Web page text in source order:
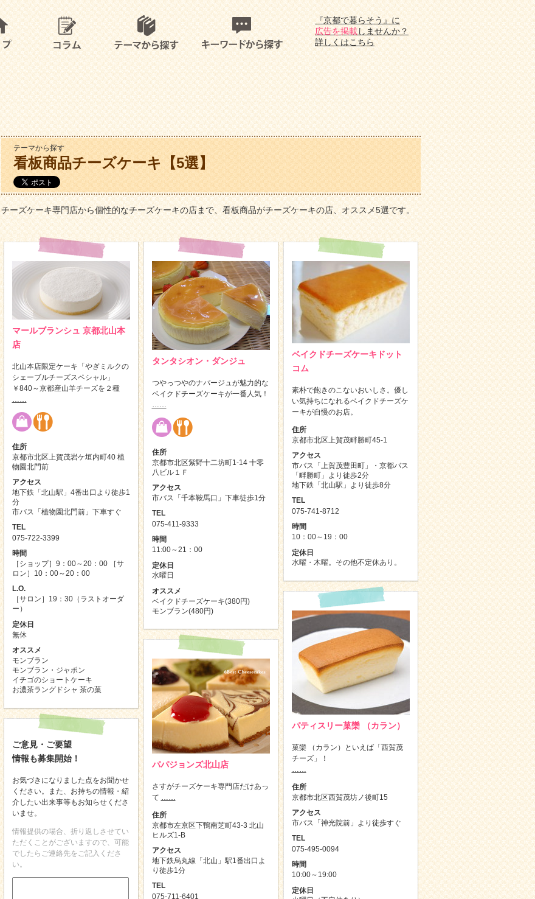
『京都で暮らそう』に
広告を掲載しませんか？
詳しくはこちら
テーマから探す
看板商品チーズケーキ【5選】
チーズケーキ専門店から個性的なチーズケーキの店まで、看板商品がチーズケーキの店、オススメ5選です。
マールブランシュ 京都北山本
店
北山本店限定ケーキ「やぎミルクの
シェーブルチーズスペシャル」
￥840～京都産山羊チーズを２種
……
住所
京都市北区上賀茂岩ケ垣内町40 植
物園北門前
アクセス
地下鉄「北山駅」4番出口より徒歩1
分
市バス「植物園北門前」下車すぐ
TEL
075-722-3399
時間
［ショップ］9：00～20：00 ［サ
ロン］10：00～20：00
L.O.
［サロン］19：30（ラストオーダ
ー）
定休日
無休
オススメ
モンブラン
モンブラン・ジャポン
イチゴのショートケーキ
お濃茶ラングドシャ 茶の菓
タンタシオン・ダンジュ
つやっつやのナパージュが魅力的な
ベイクドチーズケーキが一番人気！
……
住所
京都市北区紫野十二坊町1-14 十零
八ビル１Ｆ
アクセス
市バス「千本鞍馬口」下車徒歩1分
TEL
075-411-9333
時間
11:00～21：00
定休日
水曜日
オススメ
ベイクドチーズケーキ(380円)
モンブラン(480円)
ベイクドチーズケーキドット
コム
素朴で飽きのこないおいしさ。優し
い気持ちになれるベイクドチーズケ
ーキが自慢のお店。
住所
京都市北区上賀茂畔勝町45-1
アクセス
市バス「上賀茂豊田町」・京都バス
「畔勝町」より徒歩2分
地下鉄「北山駅」より徒歩8分
TEL
075-741-8712
時間
10：00～19：00
定休日
水曜・木曜。その他不定休あり。
パティスリー菓欒 （カラン）
菓欒 （カラン）といえば「西賀茂
チーズ」！
……
住所
京都市北区西賀茂坊ノ後町15
アクセス
市バス「神光院前」より徒歩すぐ
TEL
075-495-0094
時間
10:00～19:00
定休日
パパジョンズ北山店
さすがチーズケーキ専門店だけあっ
て ……
住所
京都市左京区下鴨南芝町43-3 北山
ヒルズ1-B
アクセス
地下鉄烏丸線「北山」駅1番出口よ
り徒歩1分
TEL
075-711-6401
ご意見・ご要望
情報も募集開始！
お気づきになりました点をお聞かせ
ください。また、お持ちの情報・紹
介したい出来事等もお知らせくださ
いませ。
情報提供の場合、折り返しさせてい
ただくことがございますので、可能
でしたらご連絡先をご記入くださ
い。